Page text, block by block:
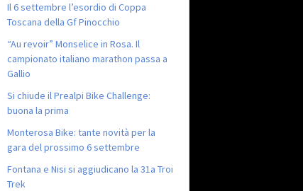
Il 6 settembre l’esordio di Coppa
Toscana della Gf Pinocchio
“Au revoir” Monselice in Rosa. Il
campionato italiano marathon passa a
Gallio
Si chiude il Prealpi Bike Challenge:
buona la prima
Monterosa Bike: tante novità per la
gara del prossimo 6 settembre
Fontana e Nisi si aggiudicano la 31a Troi
Trek